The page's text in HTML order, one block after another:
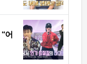
어